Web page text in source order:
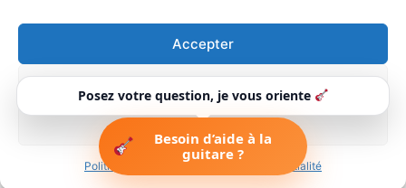
Accepter
Politique de cookiesPolitique de confidentialité
Copyright © 2026 Guitaretoday |
Forums
Petites annonces Réglage & Assemblage Contact
Politique de confidentialité-
Mentions légales
Guitaretoday.com
Posez votre question, je vous oriente
Besoin d’aide à la
guitare ?